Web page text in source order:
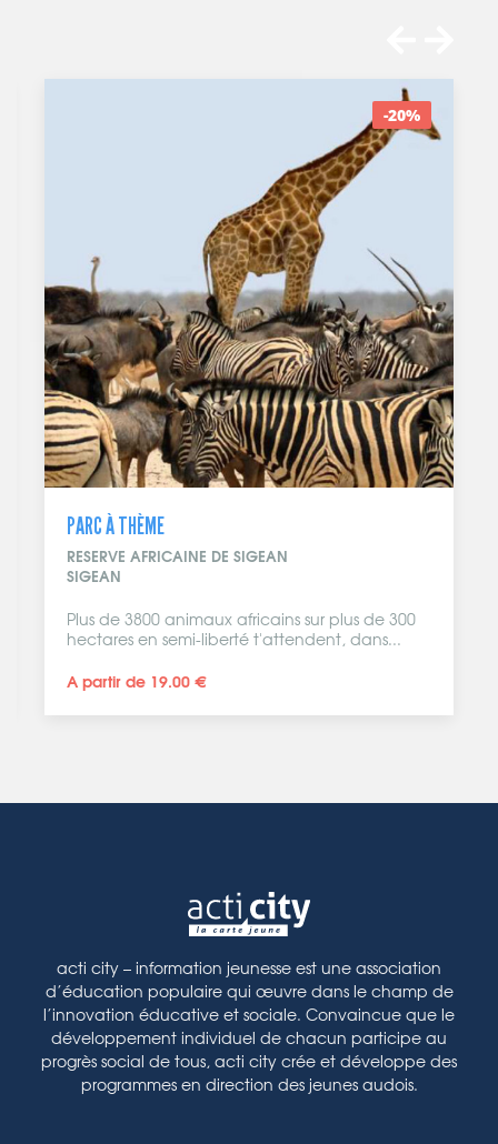
-20%
PARC À THÈME
RESERVE AFRICAINE DE SIGEAN
SIGEAN
Plus de 3800 animaux africains sur plus de 300
hectares en semi-liberté t'attendent, dans...
A partir de 19.00 €
acti city – information jeunesse est une association
d’éducation populaire qui œuvre dans le champ de
l’innovation éducative et sociale. Convaincue que le
développement individuel de chacun participe au
progrès social de tous, acti city crée et développe des
programmes en direction des jeunes audois.